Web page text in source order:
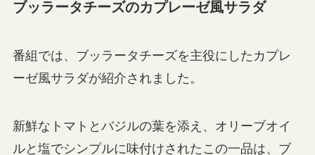
ブッラータチーズのカプレーゼ風サラダ
番組では、ブッラータチーズを主役にしたカプレ
ーゼ風サラダが紹介されました。
新鮮なトマトとバジルの葉を添え、オリーブオイ
ルと塩でシンプルに味付けされたこの一品は、ブ